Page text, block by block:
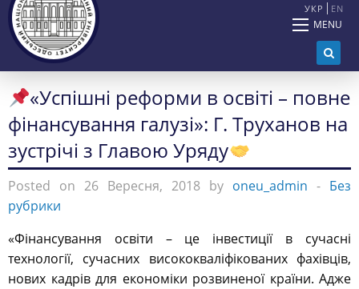
УКР EN
MENU
«Успішні реформи в освіті – повне
фінансування галузі»: Г. Труханов на
зустрічі з Главою Уряду
Posted on 26 Вересня, 2018 by oneu_admin - Без
рубрики
«Фінансування освіти – це інвестиції в сучасні
технології, сучасних висококваліфікованих фахівців,
нових кадрів для економіки розвиненої країни. Адже